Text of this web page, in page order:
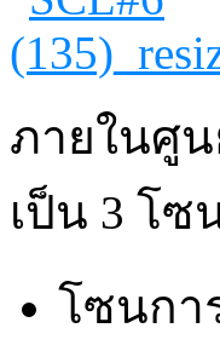
ภายในศู
เป็น 3 โซ
โซนกา